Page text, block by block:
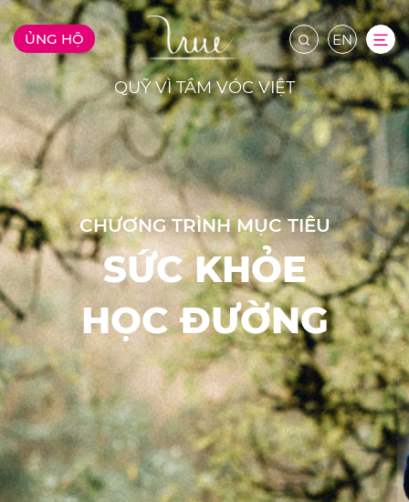
ỦNG HỘ EN
QUỸ VÌ TẦM VÓC VIỆT
CHƯƠNG TRÌNH MỤC TIÊU
SỨC KHỎE
HỌC ĐƯỜNG